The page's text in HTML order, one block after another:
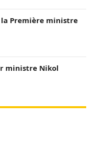
Première ministre
ministre Nikol